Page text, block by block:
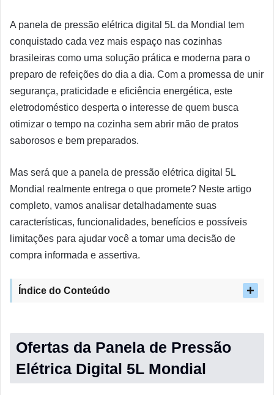
A panela de pressão elétrica digital 5L da Mondial tem
conquistado cada vez mais espaço nas cozinhas
brasileiras como uma solução prática e moderna para o
preparo de refeições do dia a dia. Com a promessa de unir
segurança, praticidade e eficiência energética, este
eletrodoméstico desperta o interesse de quem busca
otimizar o tempo na cozinha sem abrir mão de pratos
saborosos e bem preparados.
Mas será que a panela de pressão elétrica digital 5L
Mondial realmente entrega o que promete? Neste artigo
completo, vamos analisar detalhadamente suas
características, funcionalidades, benefícios e possíveis
limitações para ajudar você a tomar uma decisão de
compra informada e assertiva.
Índice do Conteúdo
Ofertas da Panela de Pressão
Elétrica Digital 5L Mondial